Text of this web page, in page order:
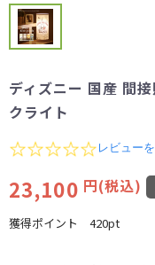
ディズニー 国産 間
クライト
0.0
rating
レビュー
23,100 円(税込)
獲得ポイント 420pt